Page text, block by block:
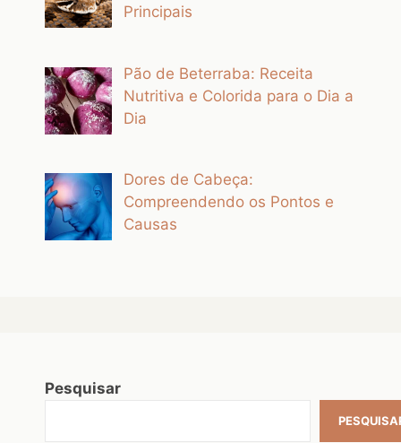
Principais
Pão de Beterraba: Receita
Nutritiva e Colorida para o Dia a
Dia
Dores de Cabeça:
Compreendendo os Pontos e
Causas
Pesquisar